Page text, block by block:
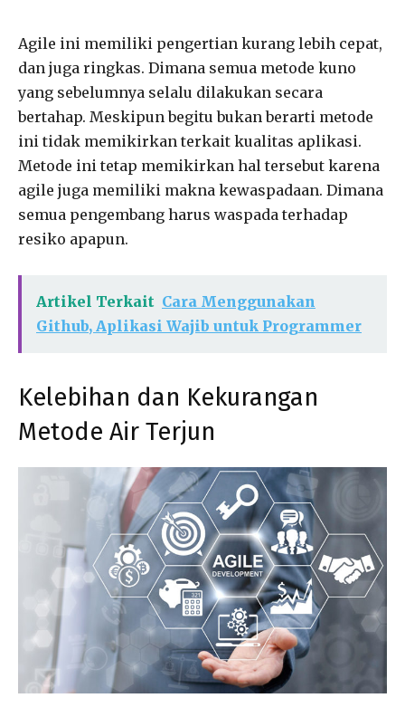
Agile ini memiliki pengertian kurang lebih cepat,
dan juga ringkas. Dimana semua metode kuno
yang sebelumnya selalu dilakukan secara
bertahap. Meskipun begitu bukan berarti metode
ini tidak memikirkan terkait kualitas aplikasi.
Metode ini tetap memikirkan hal tersebut karena
agile juga memiliki makna kewaspadaan. Dimana
semua pengembang harus waspada terhadap
resiko apapun.
Artikel Terkait Cara Menggunakan
Github, Aplikasi Wajib untuk Programmer
Kelebihan dan Kekurangan
Metode Air Terjun